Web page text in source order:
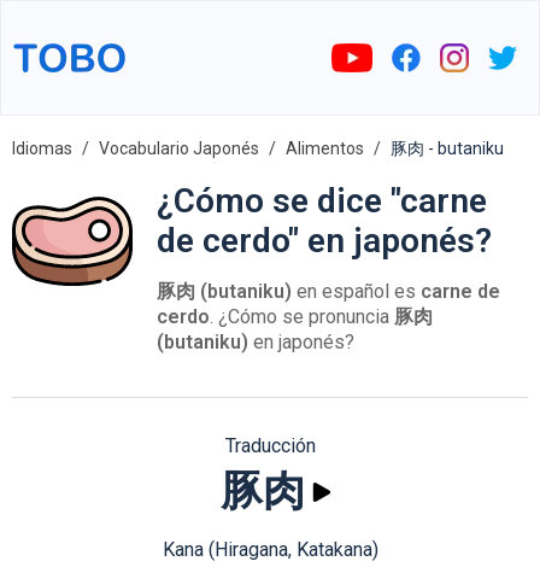
Idiomas Vocabulario Japonés Alimentos 豚肉 - butaniku
¿Cómo se dice "carne
de cerdo" en japonés?
豚肉 (butaniku) en español es carne de
cerdo. ¿Cómo se pronuncia 豚肉
(butaniku) en japonés?
Traducción
豚肉
Kana (Hiragana, Katakana)